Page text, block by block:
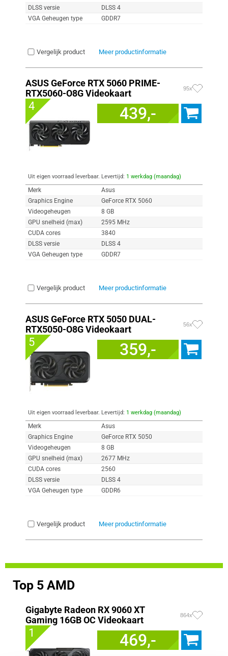
DLSS versie
DLSS 4
VGA Geheugen type
GDDR7
Vergelijk product Meer productinformatie
ASUS GeForce RTX 5060 PRIME-
RTX5060-O8G Videokaart
95x
4 439,-
Uit eigen voorraad leverbaar. Levertijd: 1 werkdag (maandag)
Merk
Asus
Graphics Engine
GeForce RTX 5060
Videogeheugen
8 GB
GPU snelheid (max)
2595 MHz
CUDA cores
3840
DLSS versie
DLSS 4
VGA Geheugen type
GDDR7
Vergelijk product Meer productinformatie
ASUS GeForce RTX 5050 DUAL-
RTX5050-O8G Videokaart
56x
5 359,-
Uit eigen voorraad leverbaar. Levertijd: 1 werkdag (maandag)
Merk
Asus
Graphics Engine
GeForce RTX 5050
Videogeheugen
8 GB
GPU snelheid (max)
2677 MHz
CUDA cores
2560
DLSS versie
DLSS 4
VGA Geheugen type
GDDR6
Vergelijk product Meer productinformatie
Top 5 AMD
Gigabyte Radeon RX 9060 XT
Gaming 16GB OC Videokaart
864x
1 469,-